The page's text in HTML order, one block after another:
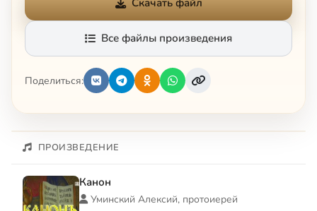
Скачать файл
Все файлы произведения
Поделиться:
ПРОИЗВЕДЕНИЕ
Канон
Уминский Алексий, протоиерей